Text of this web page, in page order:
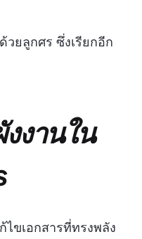
ยลูกศร ซึ่งเรียกอีก
งานใน
ไขเอกสารที่ทรงพลัง